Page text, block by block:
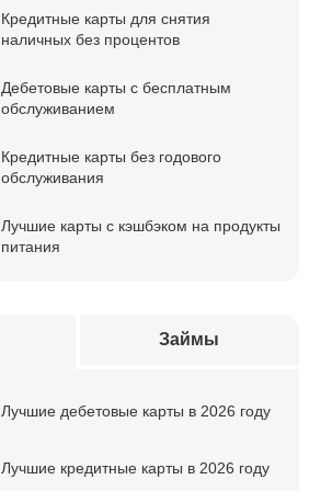
Кредитные карты для снятия
наличных без процентов
Дебетовые карты с бесплатным
обслуживанием
Кредитные карты без годового
обслуживания
Лучшие карты с кэшбэком на продукты
питания
Займы
Лучшие дебетовые карты в 2026 году
Лучшие кредитные карты в 2026 году